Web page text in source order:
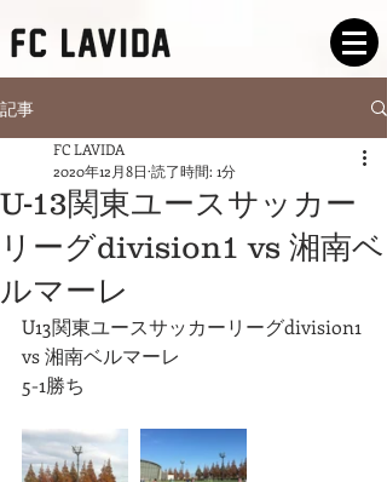
記事
U-13関東ユースサッカー
リーグdivision1 vs 湘南ベ
ルマーレ
FC LAVIDA
2020年12月8日 読了時間: 1分
U13関東ユースサッカーリーグdivision1
vs 湘南ベルマーレ
5-1勝ち